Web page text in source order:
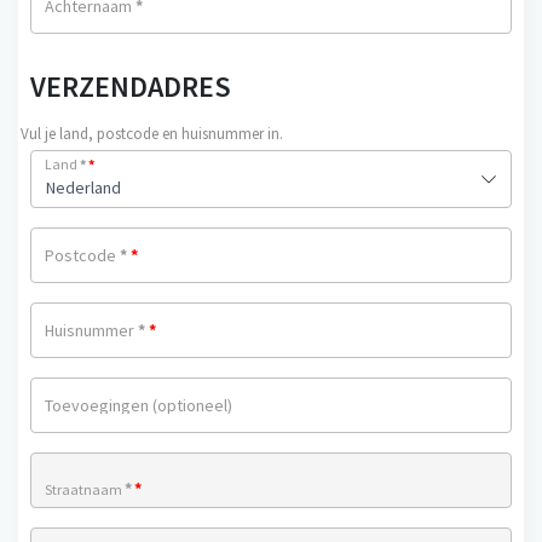
Achternaam *
VERZENDADRES
Vul je land, postcode en huisnummer in.
Land **
Nederland
Postcode **
Huisnummer **
Toevoegingen (optioneel)
Straatnaam **